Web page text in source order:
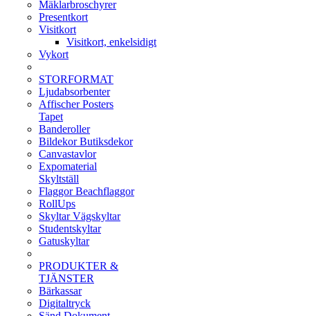
Mäklarbroschyrer
Presentkort
Visitkort
Visitkort, enkelsidigt
Vykort
STORFORMAT
Ljudabsorbenter
Affischer Posters
Tapet
Banderoller
Bildekor Butiksdekor
Canvastavlor
Expomaterial
Skyltställ
Flaggor Beachflaggor
RollUps
Skyltar Vägskyltar
Studentskyltar
Gatuskyltar
PRODUKTER &
TJÄNSTER
Bärkassar
Digitaltryck